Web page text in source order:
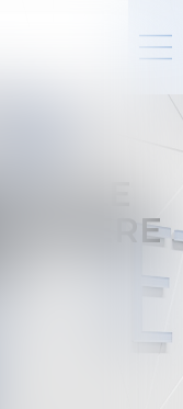
01 : LE